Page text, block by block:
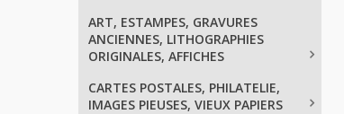
ART, ESTAMPES, GRAVURES
ANCIENNES, LITHOGRAPHIES
ORIGINALES, AFFICHES
CARTES POSTALES, PHILATELIE,
IMAGES PIEUSES, VIEUX PAPIERS